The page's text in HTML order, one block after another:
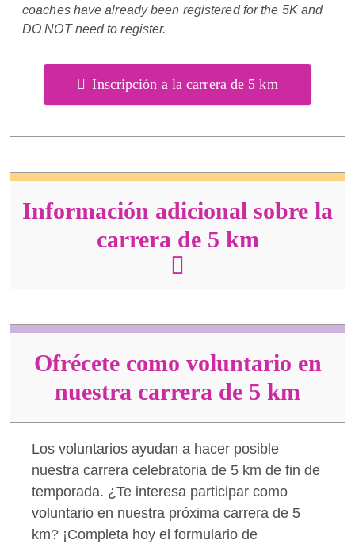
coaches have already been registered for the 5K and
DO NOT need to register.
Inscripción a la carrera de 5 km
Información adicional sobre la
carrera de 5 km
Ofrécete como voluntario en
nuestra carrera de 5 km
Los voluntarios ayudan a hacer posible
nuestra carrera celebratoria de 5 km de fin de
temporada. ¿Te interesa participar como
voluntario en nuestra próxima carrera de 5
km? ¡Completa hoy el formulario de